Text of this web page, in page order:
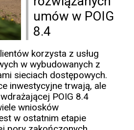
umów w POIG
8.4
korzysta z usług
w wybudowanych z
sieciach dostępowych.
inwestycyjne trwają, ale
POIG 8.4
wniosków
w ostatnim etapie